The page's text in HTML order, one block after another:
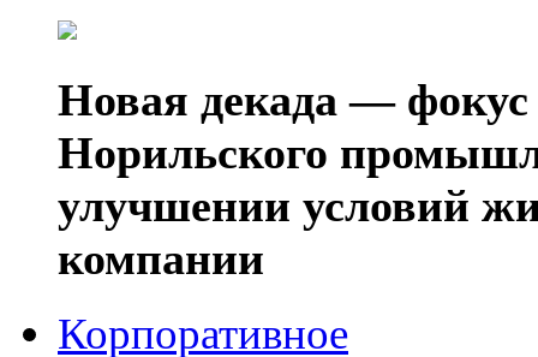
Новая декада — фокус
Норильского
улучшении условий
компании
Корпоративное